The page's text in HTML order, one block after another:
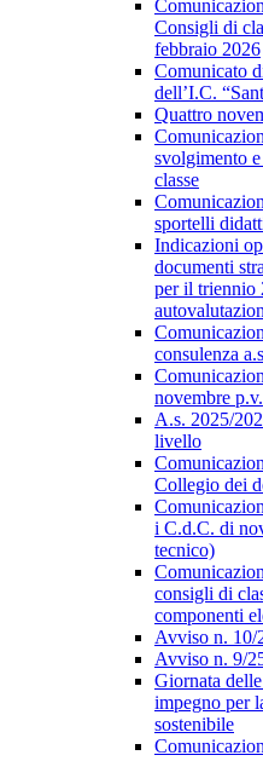
Consigli di
febbraio 2026
Comunicato
dell’I.C.
Quattro
svolgimento
classe
sportelli
Indicazioni
documenti
per il triennio
consulenza
novembre p.v.
A.s. 2025/
livello
Collegio dei
i C.d.C. di
tecnico)
consigli di
componenti
Avviso n. 10/
Avviso n. 9/
Giornata
impegno per
sostenibile